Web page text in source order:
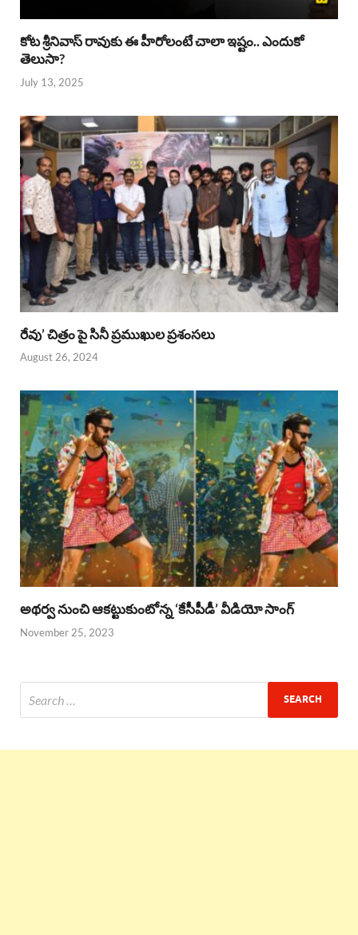
కోట శ్రీనివాస్ రావుకు ఈ హీరోలంటే చాలా ఇష్టం.. ఎందుకో
తెలుసా?
July 13, 2025
రేవు’ చిత్రం పై సినీ ప్రముఖుల ప్రశంసలు
August 26, 2024
అథర్వ నుంచి ఆకట్టుకుంటోన్న ‘కేసీపీడీ’ వీడియో సాంగ్
November 25, 2023